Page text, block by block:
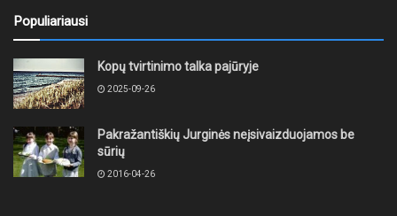
Populiariausi
Kopų tvirtinimo talka pajūryje
2025-09-26
Pakražantiškių Jurginės neįsivaizduojamos be
sūrių
2016-04-26